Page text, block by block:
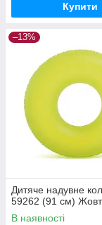
Купити
–13%
Дитяче надувне
59262 (91 см)
В наявності